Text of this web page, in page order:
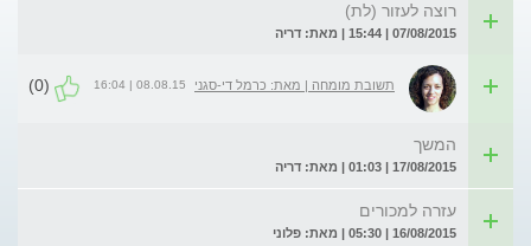
רוצה לעזור (לת)
07/08/2015 | 15:44 | מאת: דריה
תשובת מומחה | מאת: כרמל די-סגני 08.08.15 | 16:04
(0)
המשך
17/08/2015 | 01:03 | מאת: דריה
עזרה למכורים
16/08/2015 | 05:30 | מאת: פלוני